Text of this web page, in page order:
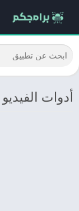
أدوات الفيديو